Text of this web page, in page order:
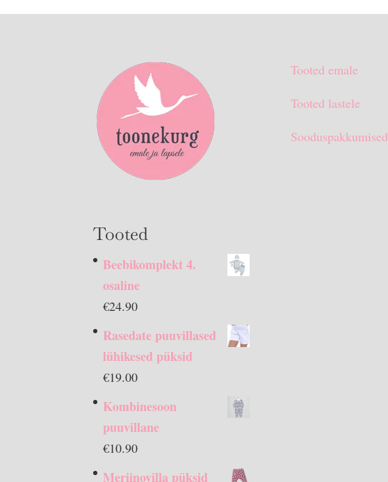
Tooted
Beebikomplekt 4.
osaline
€24.90
Rasedate puuvillased
lühikesed püksid
€19.00
Kombinesoon
puuvillane
€10.90
Meriinovilla püksid
Tooted emale
Tooted lastele
Sooduspakkumised